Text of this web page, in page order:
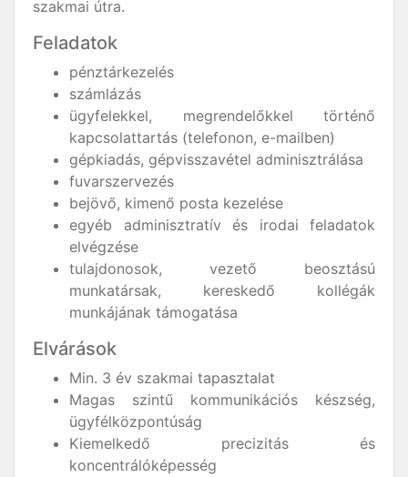
szakmai útra.
Feladatok
pénztárkezelés
számlázás
ügyfelekkel, megrendelőkkel történő
kapcsolattartás (telefonon, e-mailben)
gépkiadás, gépvisszavétel adminisztrálása
fuvarszervezés
bejövő, kimenő posta kezelése
egyéb adminisztratív és irodai feladatok
elvégzése
tulajdonosok, vezető beosztású
munkatársak, kereskedő kollégák
munkájának támogatása
Elvárások
Min. 3 év szakmai tapasztalat
Magas szintű kommunikációs készség,
ügyfélközpontúság
Kiemelkedő precizitás és
koncentrálóképesség